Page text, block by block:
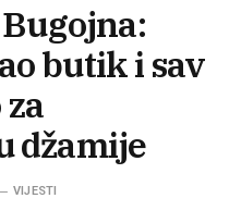
butik i sav
džamije
VIJESTI